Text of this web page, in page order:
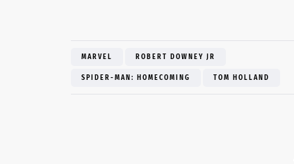
MARVEL ROBERT DOWNEY JR
SPIDER-MAN: HOMECOMING TOM HOLLAND